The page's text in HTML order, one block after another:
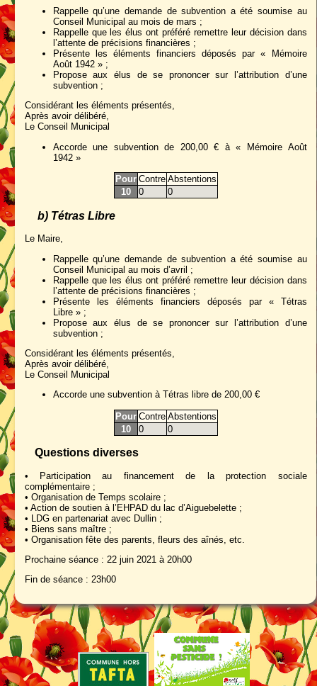
Rappelle qu’une demande de subvention a été soumise au
Conseil Municipal au mois de mars ;
Rappelle que les élus ont préféré remettre leur décision dans
l’attente de précisions financières ;
Présente les éléments financiers déposés par « Mémoire
Août 1942 » ;
Propose aux élus de se prononcer sur l’attribution d’une
subvention ;
Considérant les éléments présentés,
Après avoir délibéré,
Le Conseil Municipal
Accorde une subvention de 200,00 € à « Mémoire Août
1942 »
Pour Contre Abstentions
10
0 0
b) Tétras Libre
Le Maire,
Rappelle qu’une demande de subvention a été soumise au
Conseil Municipal au mois d’avril ;
Rappelle que les élus ont préféré remettre leur décision dans
l’attente de précisions financières ;
Présente les éléments financiers déposés par « Tétras
Libre » ;
Propose aux élus de se prononcer sur l’attribution d’une
subvention ;
Considérant les éléments présentés,
Après avoir délibéré,
Le Conseil Municipal
Accorde une subvention à Tétras libre de 200,00 €
Pour Contre Abstentions
10
0 0
Questions diverses
• Participation au financement de la protection sociale
complémentaire ;
• Organisation de Temps scolaire ;
• Action de soutien à l’EHPAD du lac d’Aiguebelette ;
• LDG en partenariat avec Dullin ;
• Biens sans maître ;
• Organisation fête des parents, fleurs des aînés, etc.
Prochaine séance : 22 juin 2021 à 20h00
Fin de séance : 23h00